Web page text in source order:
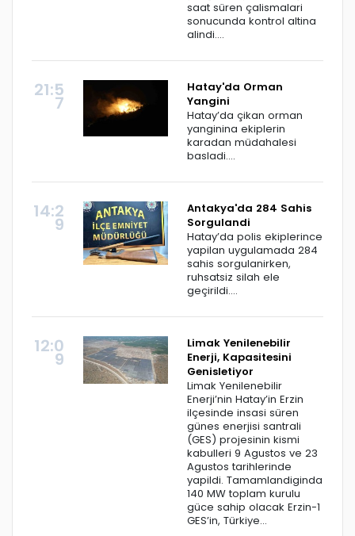
saat süren çalismalari
sonucunda kontrol altina
alindi....
21:5
7
Hatay'da Orman
Yangini
Hatay’da çikan orman
yanginina ekiplerin
karadan müdahalesi
basladi....
14:2
9
Antakya'da 284 Sahis
Sorgulandi
Hatay’da polis ekiplerince
yapilan uygulamada 284
sahis sorgulanirken,
ruhsatsiz silah ele
geçirildi....
12:0
9
Limak Yenilenebilir
Enerji, Kapasitesini
Genisletiyor
Limak Yenilenebilir
Enerji’nin Hatay’in Erzin
ilçesinde insasi süren
günes enerjisi santrali
(GES) projesinin kismi
kabulleri 9 Agustos ve 23
Agustos tarihlerinde
yapildi. Tamamlandiginda
140 MW toplam kurulu
güce sahip olacak Erzin-1
GES’in, Türkiye...